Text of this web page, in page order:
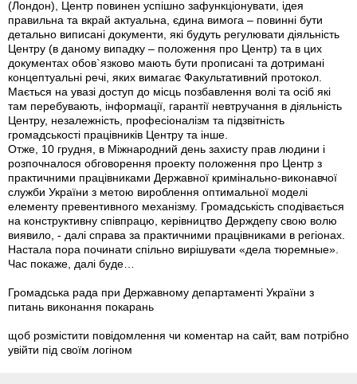
(Лондон), Центр повинен успішно зафункціонувати, ідея
правильна та вкрай актуальна, єдина вимога – повинні бути
детально виписані документи, які будуть регулювати діяльність
Центру (в даному випадку – положення про Центр) та в цих
документах обов`язково мають бути прописані та дотримані
концептуальні речі, яких вимагає Факультативний протокол.
Мається на увазі доступ до місць позбавлення волі та осіб які
там перебувають, інформації, гарантії невтручання в діяльність
Центру, незалежність, професіоналізм та підзвітність
громадськості працівників Центру та інше.
Отже, 10 грудня, в Міжнародний день захисту прав людини і
розпочналося обговорення проекту положення про Центр з
практичними працівниками Державної кримінально-виконавчої
служби України з метою вироблення оптимальної моделі
елементу превентивного механізму. Громадськість сподівається
на конструктивну співпрацю, керівництво Держдепу свою волю
виявило, - далі справа за практичними працівниками в регіонах.
Настала пора починати спільно вирішувати «дела тюремные».
Час покаже, далі буде…
Громадська рада при Державному департаменті України з
питань виконання покарань
щоб розмістити повідомлення чи коментар на сайт, вам потрібно
увійти під своїм логіном